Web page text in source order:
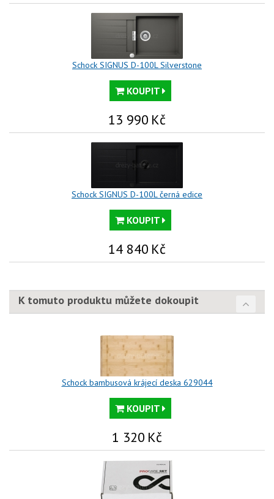
Schock SIGNUS D-100L Silverstone
KOUPIT
13 990 Kč
Schock SIGNUS D-100L černá edice
KOUPIT
14 840 Kč
K tomuto produktu můžete dokoupit
Schock bambusová krájecí deska 629044
KOUPIT
1 320 Kč